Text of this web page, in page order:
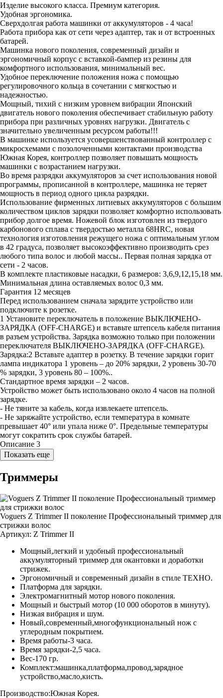
Изделие высокого класса. Премиум категория.
Удобная эргономика.
Сверхдолгая работа машинки от аккумуляторов - 4 часа!
Работа прибора как от сети через адаптер, так и от встроенных
батарей.
Машинка нового поколения, современный дизайн и
эргономичный корпус с вставкой-бампер из резины для
комфортного использования, минимальный вес.
Удобное переключение положения ножа с помощью
регулировочного кольца в сочетании с мягкостью и
надежностью.
Мощный, тихий с низким уровнем вибрации Японский
двигатель нового поколения обеспечивает стабильную работу
прибора при различных уровнях нагрузки. Двигатель с
значительно увеличенным ресурсом работы!!!
В машинке используется усовершенствованный контроллер с
микросхемами с позолоченными контактами производства
Южная Корея, контроллер позволяет повышать мощность
машинки с возрастанием нагрузки.
Во время разрядки аккумуляторов за счет использования новой
программы, прописанной в контроллере, машинка не теряет
мощность в период одного цикла разрядки.
Использование фирменных литиевых аккумуляторов с большим
количеством циклов зарядки позволяет комфортно использовать
прибор долгое время. Ножевой блок изготовлен из твердого
карбонового сплава с твердостью металла 68HRC, новая
технология изготовления режущего ножа с оптимальным углом
в 42 градуса, позволяет высокоэффективно производить срез
любого типа волос и любой массы.. Первая полная зарядка от
сети - 2 часов.
В комплекте пластиковые насадки, 6 размеров: 3,6,9,12,15,18 мм.
Минимальная длина оставляемых волос 0,3 мм.
Гарантия 12 месяцев
Перед использованием сначала зарядите устройство или
подключите к розетке.
1 Установите переключатель в положение ВЫКЛЮЧЕНО-
ЗАРЯДКА (OFF-CHARGE) и вставьте штепсель кабеля питания
в разъем устройства. Зарядка возможно только при положении
переключателя ВЫКЛЮЧЕНО-ЗАРЯДКА (OFF-CHARGE).
Зарядка:2 Вставьте адаптер в розетку. В течение зарядки горит
лампа индикатора 1 уровень – до 20% зарядки, 2 уровень 30-70
% зарядки, 3 уровень 80 – 100%..
Стандартное время зарядки – 2 часов.
Устройство может быть использовано около 4 часов на полной
зарядке.
- Не тяните за кабель, когда извлекаете штепсель.
- Не заряжайте устройство, если температура в комнате
превышает 40° или упала ниже 0°. Предельные температуры
могут сократить срок службы батарей.
Описание 3
Показать еще
Триммеры
Voguers Z Trimmer II поколение Профессиональный триммер для
стрижки волос
Артикул: Z Trimmer II
Мощный,легкий и удобный профессиональный
аккумуляторный триммер для окантовки и доработки
стрижек.
Эргономичный и современный дизайн в стиле ТЕХНО.
Платформа для зарядки.
Электромагнитный мотор нового поколения.
Мощный и быстрый мотор (10 000 оборотов в минуту).
Низкая вибрация и шум.
Новый,современный,многофункциональный нож с
углеродным покрытием.
Время работы-3 часа.
Время зарядки-2,5 часа.
Вес-170 гр.
Комплект:машинка,платформа,провод,зарядное
устройство,масло,кисть.
Производство:Южная Корея.